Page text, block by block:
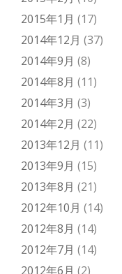
2015年1月 (17)
2014年12月 (37)
2014年9月 (8)
2014年8月 (11)
2014年3月 (3)
2014年2月 (22)
2013年12月 (11)
2013年9月 (15)
2013年8月 (21)
2012年10月 (14)
2012年8月 (14)
2012年7月 (14)
2012年6月 (2)